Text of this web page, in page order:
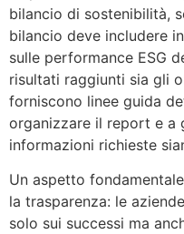
bilancio di sostenibilità,
bilancio deve includere
sulle performance ESG
risultati raggiunti sia gli
forniscono linee guida
organizzare il report e a
informazioni richieste
Un aspetto
la trasparenza: le
solo sui successi ma